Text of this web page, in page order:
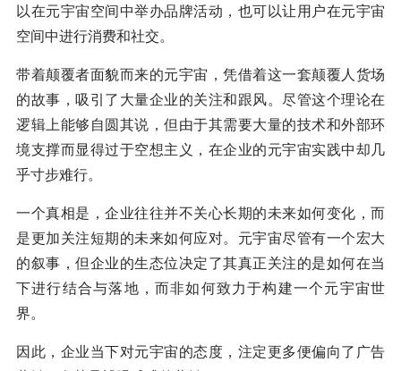
以在元宇宙空间中举办品牌活动，也可以让用户在元宇宙
空间中进行消费和社交。
带着颠覆者面貌而来的元宇宙，凭借着这一套颠覆人货场
的故事，吸引了大量企业的关注和跟风。尽管这个理论在
逻辑上能够自圆其说，但由于其需要大量的技术和外部环
境支撑而显得过于空想主义，在企业的元宇宙实践中却几
乎寸步难行。
一个真相是，企业往往并不关心长期的未来如何变化，而
是更加关注短期的未来如何应对。元宇宙尽管有一个宏大
的叙事，但企业的生态位决定了其真正关注的是如何在当
下进行结合与落地，而非如何致力于构建一个元宇宙世
界。
因此，企业当下对元宇宙的态度，注定更多便偏向了广告